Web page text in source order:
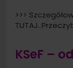
>>>
TUTAJ.
KSeF –